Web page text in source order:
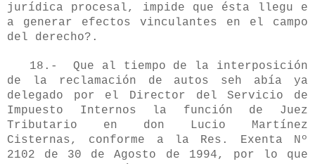
jurídica procesal, impide que ésta llegu e
a generar efectos vinculantes en el campo
del derecho?.
18.- Que al tiempo de la interposición
de la reclamación de autos seh abía ya
delegado por el Director del Servicio de
Impuesto Internos la función de Juez
Tributario en don Lucio Martínez
Cisternas, conforme a la Res. Exenta Nº
2102 de 30 de Agosto de 1994, por lo que